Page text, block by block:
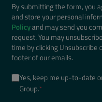
By submitting the form, you
and store your personal
Policyand may send you
request. You may
time by clicking Unsubscribe
footer of our emails.
Yes, keep me up-to-date
Group.*